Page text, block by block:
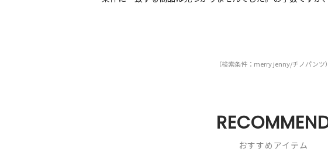
（検索条件：merry jenny/チノパンツ
おすすめアイテム